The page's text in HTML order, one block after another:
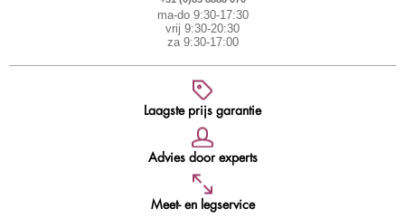
ma-do 9:30-17:30
vrij 9:30-20:30
za 9:30-17:00
Laagste prijs garantie
Advies door experts
Meet- en legservice